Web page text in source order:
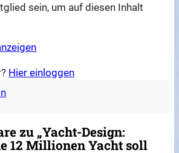
sein, um auf diesen Inhalt
Hier einloggen
zu „Yacht-Design:
12 Millionen Yacht soll